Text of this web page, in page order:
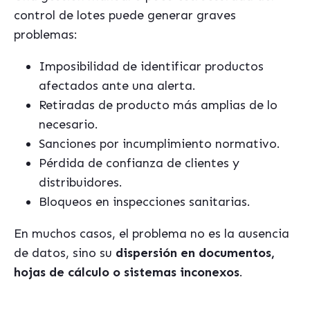
control de lotes puede generar graves
problemas:
Imposibilidad de identificar productos
afectados ante una alerta.
Retiradas de producto más amplias de lo
necesario.
Sanciones por incumplimiento normativo.
Pérdida de confianza de clientes y
distribuidores.
Bloqueos en inspecciones sanitarias.
En muchos casos, el problema no es la ausencia
de datos, sino su dispersión en documentos,
hojas de cálculo o sistemas inconexos.